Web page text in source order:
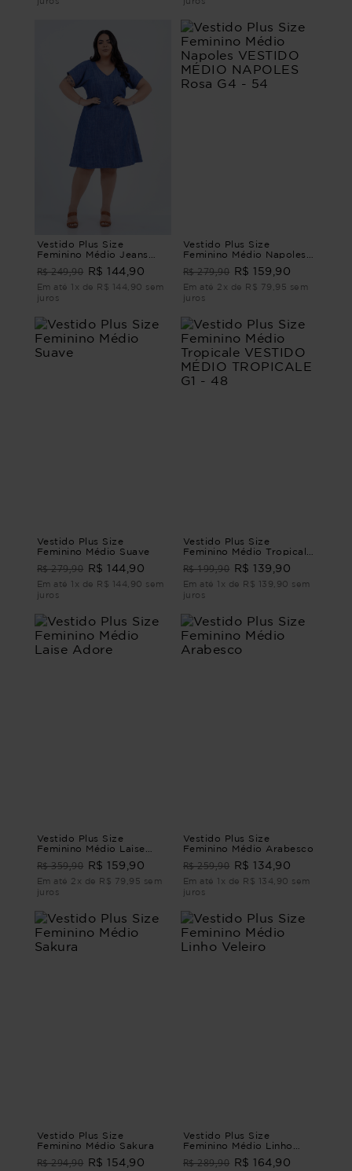
Vestido Plus Size
Feminino Médio Jeans
Marini VESTIDO MÉDIO
JEANS MARINI G - 46
R$ 249,90 R$ 144,90
Em até 1x de R$ 144,90 sem
juros
Vestido Plus Size
Feminino Médio Napoles
VESTIDO MÉDIO
NAPOLES Rosa G4 - 54
R$ 279,90 R$ 159,90
Em até 2x de R$ 79,95 sem
juros
Vestido Plus Size
Feminino Médio Suave
R$ 279,90 R$ 144,90
Em até 1x de R$ 144,90 sem
juros
Vestido Plus Size
Feminino Médio Tropicale
VESTIDO MÉDIO
TROPICALE G1 - 48
R$ 199,90 R$ 139,90
Em até 1x de R$ 139,90 sem
juros
Vestido Plus Size
Feminino Médio Laise
R$ 359,90 R$ 159,90
Em até 2x de R$ 79,95 sem
juros
Vestido Plus Size
Feminino Médio Arabesco
R$ 259,90 R$ 134,90
Em até 1x de R$ 134,90 sem
juros
Vestido Plus Size
Feminino Médio Sakura
R$ 294,90 R$ 154,90
Vestido Plus Size
Feminino Médio Linho
R$ 289,90 R$ 164,90